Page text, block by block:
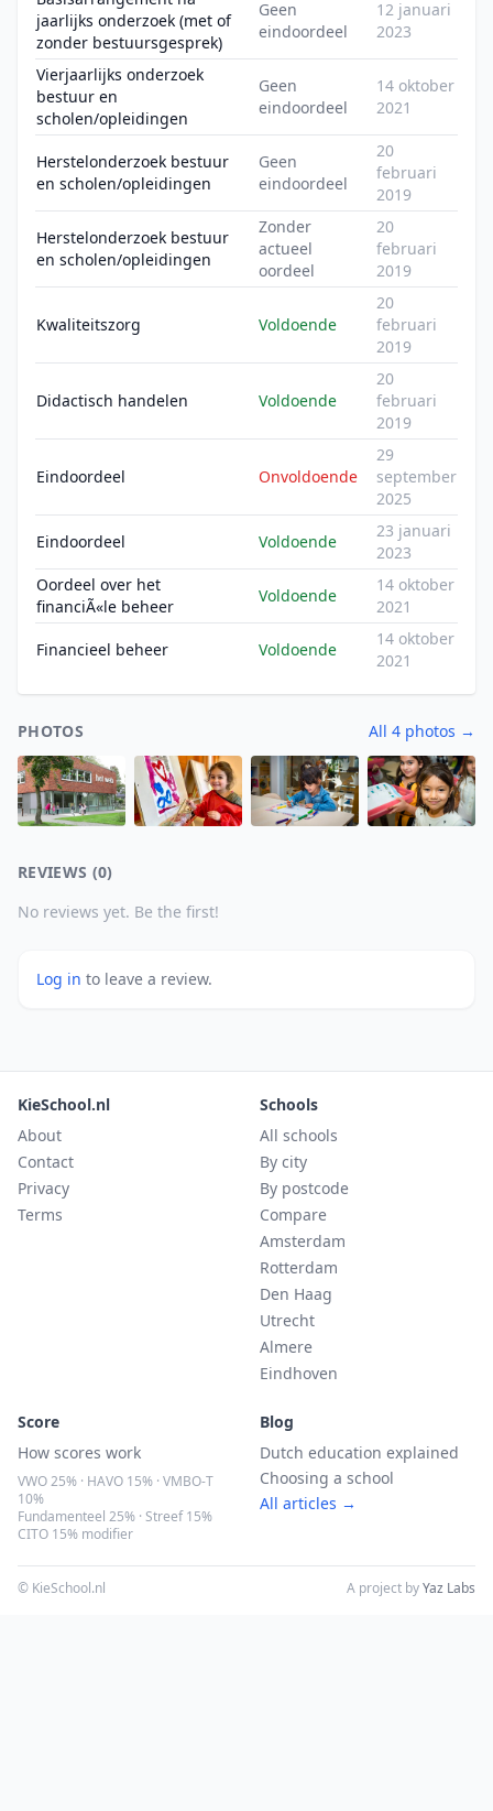
jaarlijks onderzoek (met of
zonder bestuursgesprek)
Geen
eindoordeel
12 januari
2023
Vierjaarlijks onderzoek
bestuur en
scholen/opleidingen
Geen
eindoordeel
14 oktober
2021
Herstelonderzoek bestuur
en scholen/opleidingen
Geen
eindoordeel
20
februari
2019
Herstelonderzoek bestuur
en scholen/opleidingen
Zonder
actueel
oordeel
20
februari
2019
Kwaliteitszorg Voldoende
20
februari
2019
Didactisch handelen Voldoende
20
februari
2019
Eindoordeel Onvoldoende
29
september
2025
Eindoordeel Voldoende
23 januari
2023
Oordeel over het
financiÃ«le beheer
Voldoende
14 oktober
2021
Financieel beheer Voldoende
14 oktober
2021
PHOTOS All 4 photos →
REVIEWS (0)
No reviews yet. Be the first!
Log in to leave a review.
KieSchool.nl
About
Contact
Privacy
Terms
Schools
All schools
By city
By postcode
Compare
Amsterdam
Rotterdam
Den Haag
Utrecht
Almere
Eindhoven
Score
How scores work
VWO 25% · HAVO 15% · VMBO-T
10%
Fundamenteel 25% · Streef 15%
CITO 15% modifier
Blog
Dutch education explained
Choosing a school
All articles →
© KieSchool.nl A project byYaz Labs